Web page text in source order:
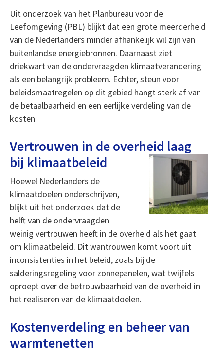
Uit onderzoek van het Planbureau voor de
Leefomgeving (PBL) blijkt dat een grote meerderheid
van de Nederlanders minder afhankelijk wil zijn van
buitenlandse energiebronnen. Daarnaast ziet
driekwart van de ondervraagden klimaatverandering
als een belangrijk probleem. Echter, steun voor
beleidsmaatregelen op dit gebied hangt sterk af van
de betaalbaarheid en een eerlijke verdeling van de
kosten.
Vertrouwen in de overheid laag
bij klimaatbeleid
Hoewel Nederlanders de
klimaatdoelen onderschrijven,
blijkt uit het onderzoek dat de
helft van de ondervraagden
weinig vertrouwen heeft in de overheid als het gaat
om klimaatbeleid. Dit wantrouwen komt voort uit
inconsistenties in het beleid, zoals bij de
salderingsregeling voor zonnepanelen, wat twijfels
oproept over de betrouwbaarheid van de overheid in
het realiseren van de klimaatdoelen.
Kostenverdeling en beheer van
warmtenetten